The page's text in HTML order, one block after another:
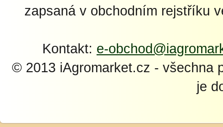
zapsaná v obchodním rejstříku
Kontakt: e-
© 2013 iAgromarket.cz - všechna
je